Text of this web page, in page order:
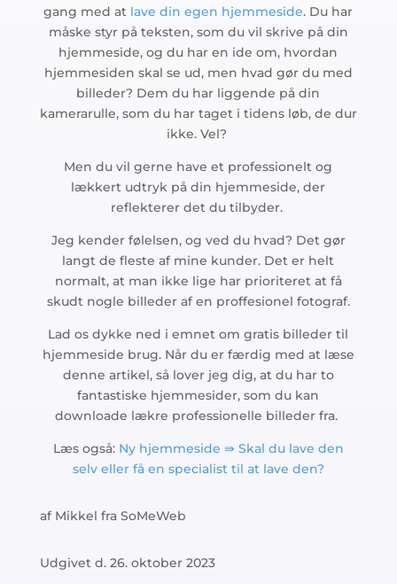
gang med at lave din egen hjemmeside. Du har
måske styr på teksten, som du vil skrive på din
hjemmeside, og du har en ide om, hvordan
hjemmesiden skal se ud, men hvad gør du med
billeder? Dem du har liggende på din
kamerarulle, som du har taget i tidens løb, de dur
ikke. Vel?
Men du vil gerne have et professionelt og
lækkert udtryk på din hjemmeside, der
reflekterer det du tilbyder.
Jeg kender følelsen, og ved du hvad? Det gør
langt de fleste af mine kunder. Det er helt
normalt, at man ikke lige har prioriteret at få
skudt nogle billeder af en proffesionel fotograf.
Lad os dykke ned i emnet om gratis billeder til
hjemmeside brug. Når du er færdig med at læse
denne artikel, så lover jeg dig, at du har to
fantastiske hjemmesider, som du kan
downloade lækre professionelle billeder fra.
Læs også: Ny hjemmeside ⇛ Skal du lave den
selv eller få en specialist til at lave den?​
af Mikkel fra SoMeWeb
Udgivet d. 26. oktober 2023